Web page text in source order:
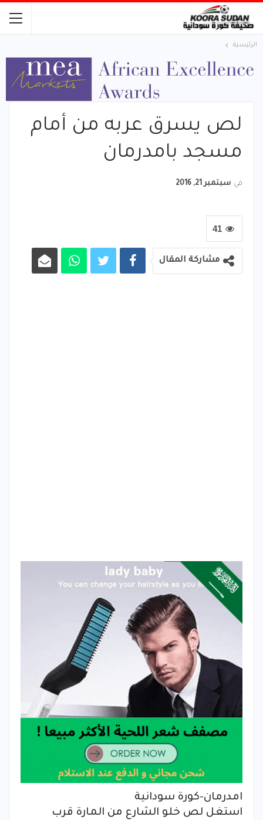
الرئيسية
لص يسرق عربه من أمام
مسجد بامدرمان
في سبتمبر 21, 2016
41
مشاركة المقال
امدرمان-كورة سودانية
استغل لص خلو الشارع من المارة قرب